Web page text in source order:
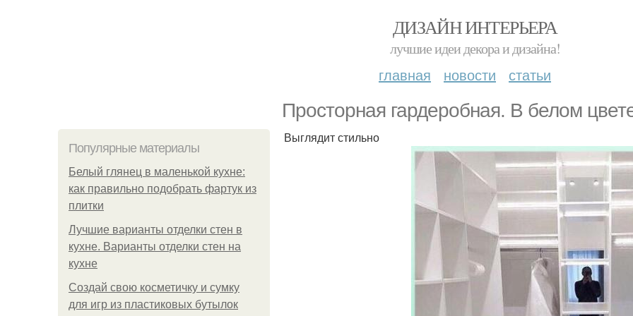
ДИЗАЙН ИНТЕРЬЕРА
лучшие идеи декора и дизайна!
главная новости статьи
Просторная гардеробная. В белом
Популярные материалы
Белый глянец в маленькой кухне:
как правильно подобрать фартук из
плитки
Лучшие варианты отделки стен в
кухне. Варианты отделки стен на
кухне
Создай свою косметичку и сумку
для игр из пластиковых бутылок
Выглядит стильно